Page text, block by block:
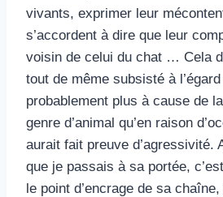
vivants, exprimer leur
s’accordent à dire que leur
voisin de celui du chat … Cela
tout de même subsisté à
probablement plus à cause de
genre d’animal qu’en raison
aurait fait preuve d’agressivité.
que je passais à sa portée,
le point d’encrage de sa